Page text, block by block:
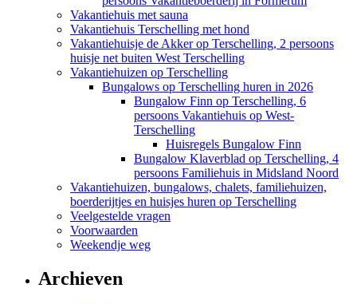
Vakantiehuis met sauna
Vakantiehuis Terschelling met hond
Vakantiehuisje de Akker op Terschelling, 2 persoons
huisje net buiten West Terschelling
Vakantiehuizen op Terschelling
Bungalows op Terschelling huren in 2026
Bungalow Finn op Terschelling, 6
persoons Vakantiehuis op West-
Terschelling
Huisregels Bungalow Finn
Bungalow Klaverblad op Terschelling, 4
persoons Familiehuis in Midsland Noord
Vakantiehuizen, bungalows, chalets, familiehuizen,
boerderijtjes en huisjes huren op Terschelling
Veelgestelde vragen
Voorwaarden
Weekendje weg
Archieven